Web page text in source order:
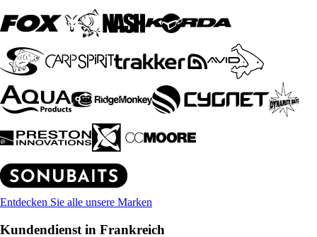
Entdecken Sie alle unsere Marken
Kundendienst in Frankreich